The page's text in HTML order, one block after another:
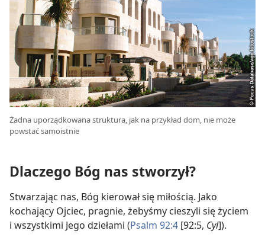
Żadna uporządkowana struktura, jak na przykład dom, nie może
powstać samoistnie
Dlaczego Bóg nas stworzył?
Stwarzając nas, Bóg kierował się miłością. Jako
kochający Ojciec, pragnie, żebyśmy cieszyli się życiem
i wszystkimi Jego dziełami (Psalm 92:4 [92:5, Cyl]).